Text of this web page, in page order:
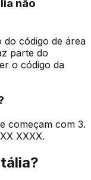
não
código de área
parte do
o código da
começam com 3.
XXXX.